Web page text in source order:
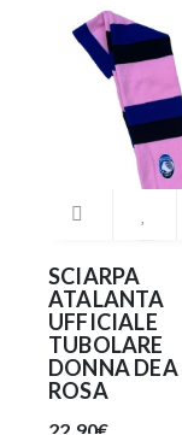
SCIARPA
ATALANTA
UFFICIALE
TUBOLARE
DONNA DEA
ROSA
22.90€